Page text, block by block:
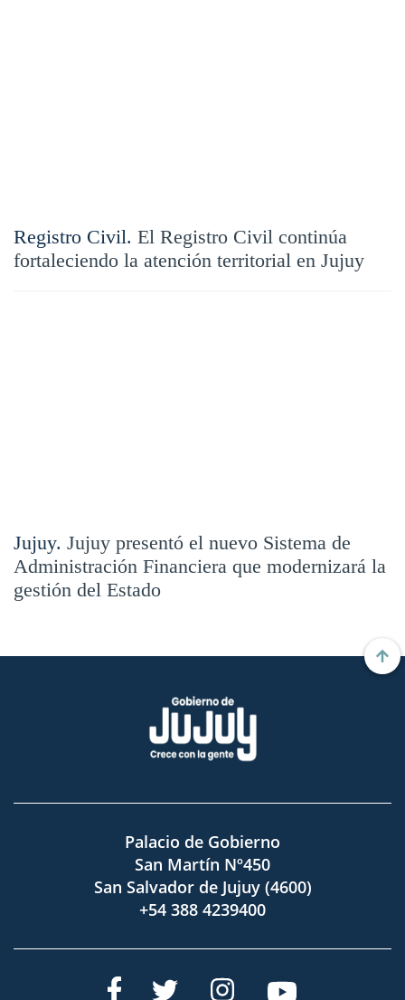
Registro Civil. El Registro Civil continúa
fortaleciendo la atención territorial en Jujuy
Jujuy. Jujuy presentó el nuevo Sistema de
Administración Financiera que modernizará la
gestión del Estado
Palacio de Gobierno
San Martín Nº450
San Salvador de Jujuy (4600)
+54 388 4239400